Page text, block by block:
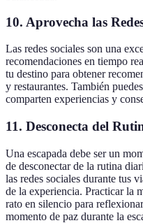
10. Aprovecha las
Las redes sociales son una
recomendaciones en tiempo
tu destino para obtener
y restaurantes. También
comparten experiencias y
11. Desconecta del
Una escapada debe ser un
de desconectar de la rutina
las redes sociales durante tus
de la experiencia. Practicar la
rato en silencio para
momento de paz durante la